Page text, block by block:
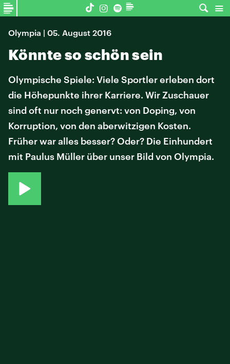
Olympia | 05. August 2016
Könnte so schön sein
Olympische Spiele: Viele Sportler erleben dort
die Höhepunkte ihrer Karriere. Wir Zuschauer
sind oft nur noch genervt: von Doping, von
Korruption, von den aberwitzigen Kosten.
Früher war alles besser? Oder? Die Einhundert
mit Paulus Müller über unser Bild von Olympia.